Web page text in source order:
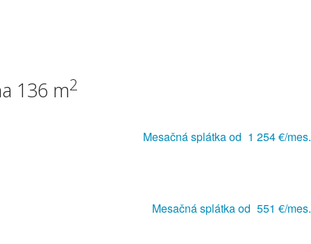
136 m2
Mesačná splátka od 1 254 €/mes.
Mesačná splátka od 551 €/mes.